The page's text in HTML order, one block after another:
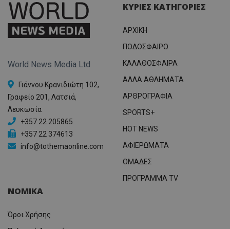
World News Media Ltd
Γιάννου Κρανιδιώτη 102,
Γραφείο 201, Λατσιά,
Λευκωσία
+357 22 205865
+357 22 374613
info@tothemaonline.com
ΚΥΡΙΕΣ ΚΑΤΗΓΟΡΙΕΣ
ΑΡΧΙΚΗ
ΠΟΔΟΣΦΑΙΡΟ
ΚΑΛΑΘΟΣΦΑΙΡΑ
ΑΛΛΑ ΑΘΛΗΜΑΤΑ
ΑΡΘΡΟΓΡΑΦΙΑ
SPORTS+
HOT NEWS
ΑΦΙΕΡΩΜΑΤΑ
ΟΜΑΔΕΣ
ΠΡΟΓΡΑΜΜΑ TV
ΝΟΜΙΚΑ
Όροι Χρήσης